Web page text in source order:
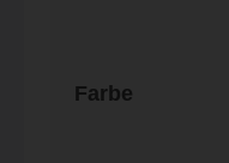
Farbe